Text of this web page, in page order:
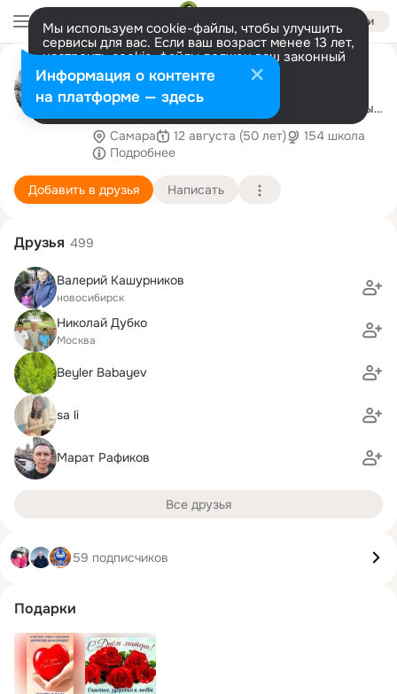
Войти
Мы используем cookie-файлы, чтобы улучшить
сервисы для вас. Если ваш возраст менее 13 лет,
настроить cookie-файлы должен ваш законный
представитель. Больше информации
Разрешить все Настроить
Алексей Корнилов
Подпишитесь на мой канал в Дзен,
комментируйте и ставьте лайки, статьи каждый
день
https://dzen.ru/id/5f0dc2886b64e45c0f6a5dc1.
Самара 12 августа (50 лет)
154 школа
Подробнее
Добавить в друзья Написать
Друзья 499
Валерий Кашурников
новосибирск
Николай Дубко
Москва
Beyler Babayev
sa li
Марат Рафиков
Все друзья
59 подписчиков
Подарки
Информация о контенте
на платформе — здесь